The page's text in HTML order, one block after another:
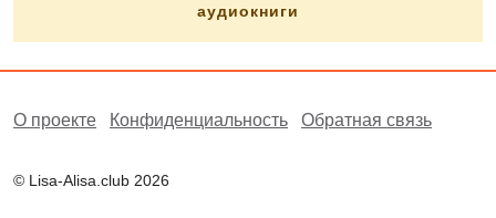
аудиокниги
О проекте Конфиденциальность Обратная связь
© Lisa-Alisa.club 2026